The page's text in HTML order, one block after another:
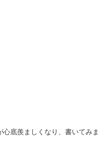
底羨ましくなり、書いてみま